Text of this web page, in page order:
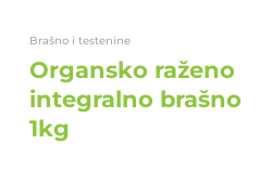
Brašno i testenine
Organsko raženo
integralno brašno
1kg